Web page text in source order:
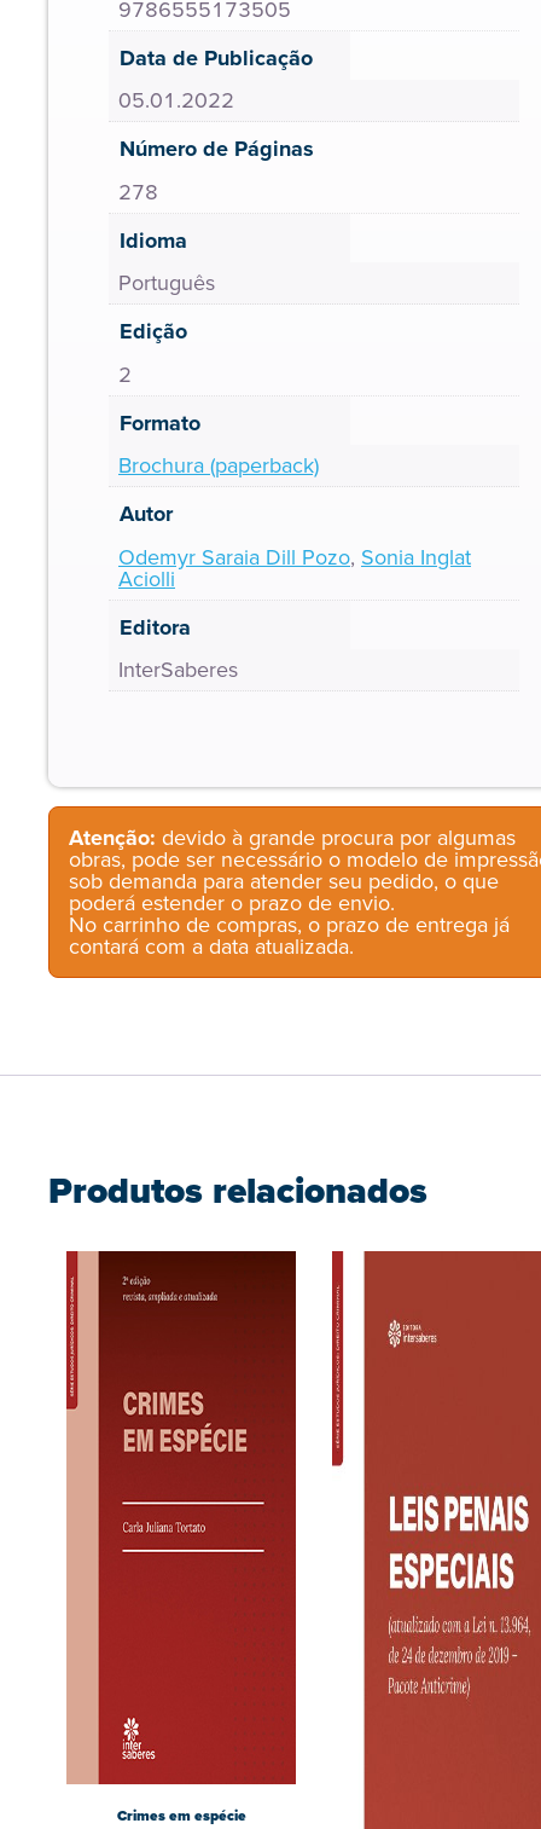
9786555173505
Data de Publicação
05.01.2022
Número de Páginas
278
Idioma
Português
Edição
2
Formato
Brochura (paperback)
Autor
Odemyr Saraia Dill Pozo, Sonia Inglat
Aciolli
Editora
InterSaberes
Atenção: devido à grande procura por algumas
obras, pode ser necessário o modelo de
sob demanda para atender seu pedido, o que
poderá estender o prazo de envio.
No carrinho de compras, o prazo de entrega já
contará com a data atualizada.
Produtos relacionados
Crimes em espécie